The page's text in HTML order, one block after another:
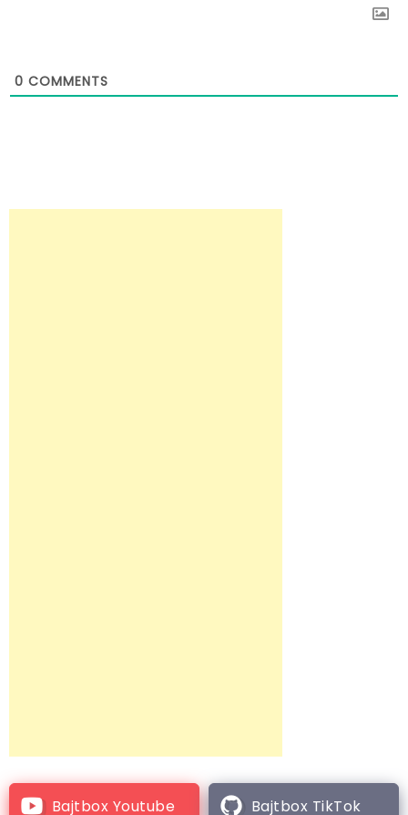
0 COMMENTS
Bajtbox Youtube Bajtbox TikTok